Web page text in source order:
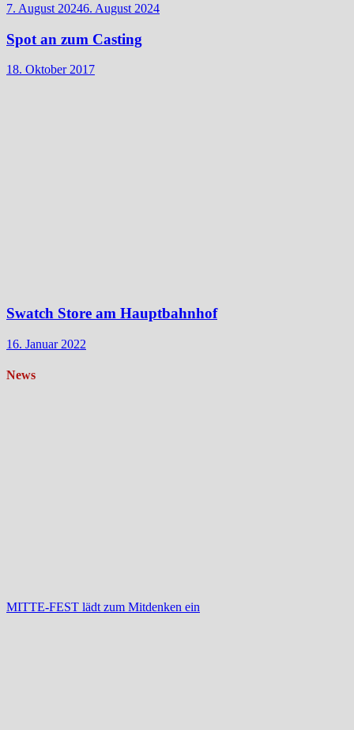
7. August 20246. August 2024
Spot an zum Casting
18. Oktober 2017
Swatch Store am Hauptbahnhof
16. Januar 2022
News
MITTE-FEST lädt zum Mitdenken ein